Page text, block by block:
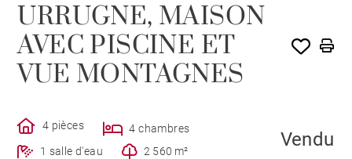
URRUGNE, MAISON
AVEC PISCINE ET
VUE MONTAGNES
4 pièces
4 chambres
1 salle d'eau
2 560 m²
Vendu